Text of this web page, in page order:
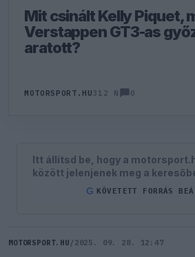
Mit csinált Kelly Piquet,
Verstappen GT3-as
aratott?
MOTORSPORT.HU312 N 0
Itt állítsd be, hogy a
között jelenjenek meg a
G KÖVETETT FORRÁS
MOTORSPORT.HU / 2025. 09. 28. 12:47